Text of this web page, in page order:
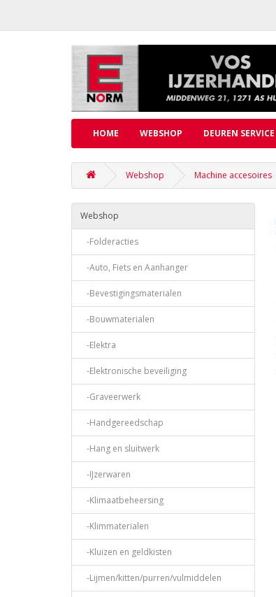
HOME WEBSHOP DEUREN SERVICE
Webshop Machine accesoires
Webshop
-Folderacties
-Auto, Fiets en Aanhanger
-Bevestigingsmaterialen
-Bouwmaterialen
-Elektra
-Elektronische beveiliging
-Graveerwerk
-Handgereedschap
-Hang en sluitwerk
-IJzerwaren
-Klimaatbeheersing
-Klimmaterialen
-Kluizen en geldkisten
-Lijmen/kitten/purren/vulmiddelen